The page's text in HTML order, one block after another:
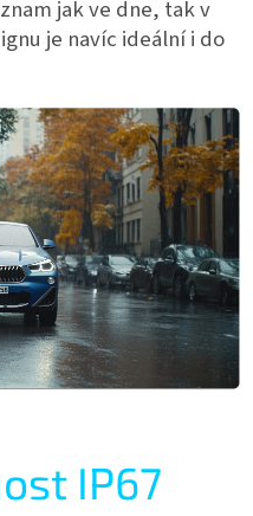
jak ve dne, tak v
je navíc ideální i do
IP67